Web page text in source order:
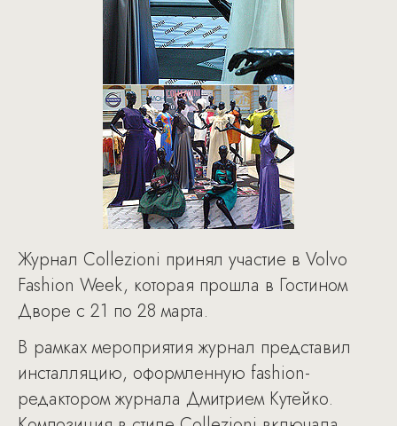
Журнал Collezioni принял участие в Volvo
Fashion Week, которая прошла в Гостином
Дворе с 21 по 28 марта.
В рамках мероприятия журнал представил
инсталляцию, оформленную fashion-
редактором журнала Дмитрием Кутейко.